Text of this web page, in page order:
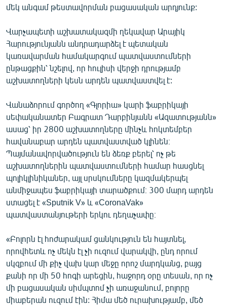
մեկ անգամ թեստավորման բացասական արդյունք:
Վարչապետի աշխատակազմի ղեկավար Արայիկ
Հարությունյանն անդրադարձել է պետական
կառավարման համակարգում պատվաստումների
ընթացքին՝ նշելով, որ հուլիսի վերջի դրությամբ
աշխատողների կեսն արդեն պատվաստվել է:
Վանաձորում գործող «Գլորիա» կարի ֆաբրիկայի
սեփականատեր Բագրատ Դարբինյանն «Ազատությանն»
ասաց՝ իր 2800 աշխատողները մինչև հոկտեմբեր
հավանաբար արդեն պատվաստված կլինեն։
Պայմանավորվածություն են ձեռք բերել՝ ոչ թե
աշխատողներին պատվաստումների համար հասցնել
պոլիկլինիկաներ, այլ սրսկումները կազմակերպել
անմիջապես ֆաբրիկայի տարածքում։ 300 մարդ արդեն
ստացել է «Sputnik V» և «CoronaVak»
պատվաստանյութերի երկու դեղաչափը։
«Բոլորն էլ հոժարակամ ցանկություն են հայտնել,
որովհետև ոչ մեկն էլ չի ուզում վարակվի, ընդ որում
սկզբում մի քիչ վախ կար մեջը որոշ մարդկանց, բայց
քանի որ մի 50 հոգի արեցին, հաջորդ օրը տեսան, որ ոչ
մի բացասական սիմպտոմ չի առաջանում, բոլորը
միաբերան ուզում էին: Հիմա մեծ ուրախությամբ, մեծ